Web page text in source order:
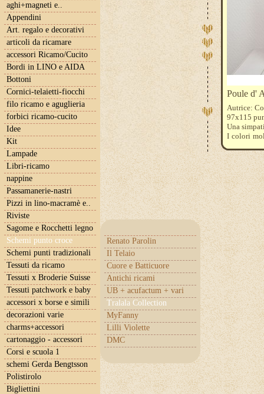
aghi+magneti e..
Appendini
Art. regalo e decorativi
articoli da ricamare
accessori Ricamo/Cucito
Bordi in LINO e AIDA
Bottoni
Cornici-telaietti-fiocchi
filo ricamo e aguglieria
forbici ricamo-cucito
Idee
Kit
Lampade
Libri-ricamo
nappine
Passamanerie-nastri
Pizzi in lino-macramè e..
Riviste
Sagome e Rocchetti legno
Schemi punto croce
Renato Parolin
Il Telaio
Cuore e Batticuore
Antichi ricami
UB + acufactum + vari
Tralala Collection
MyFanny
Lilli Violette
DMC
Schemi punti tradizionali
Tessuti da ricamo
Tessuti x Broderie Suisse
Tessuti patchwork e baby
accessori x borse e simili
decorazioni varie
charms+accessori
cartonaggio - accessori
Corsi e scuola 1
schemi Gerda Bengtsson
Polistirolo
Bigliettini
Poule d'
Autrice:
97x115
Una
I colori